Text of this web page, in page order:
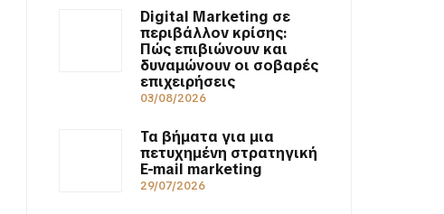
Digital Marketing σε
περιβάλλον κρίσης:
Πώς επιβιώνουν και
δυναμώνουν οι σοβαρές
επιχειρήσεις
03/08/2026
Τα βήματα για μια
πετυχημένη στρατηγική
E-mail marketing
29/07/2026